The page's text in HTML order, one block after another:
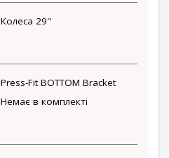
Колеса 29"
Press-Fit BOTTOM Bracket
Немає в комплекті